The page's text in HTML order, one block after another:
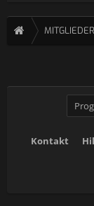
MITGLIEDER
Kontakt